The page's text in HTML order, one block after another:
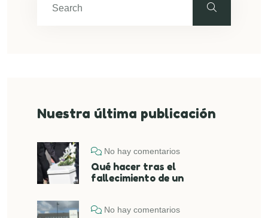
Nuestra última publicación
No hay comentarios
Qué hacer tras el
fallecimiento de un
No hay comentarios